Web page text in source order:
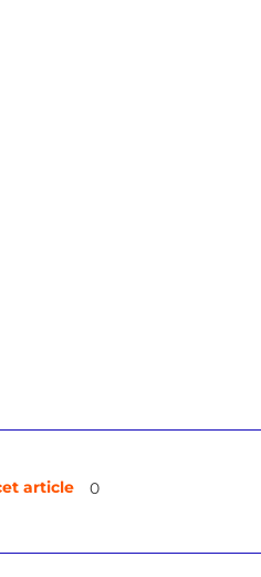
article 0